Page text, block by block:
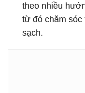
theo nhiều
từ đó chăm sóc
sạch.